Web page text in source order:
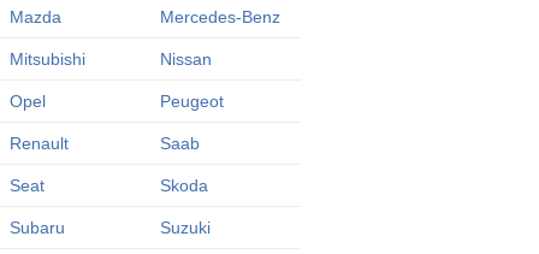
Mazda Mercedes-Benz
Mitsubishi Nissan
Opel Peugeot
Renault Saab
Seat Skoda
Subaru Suzuki